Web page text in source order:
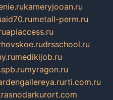
kameryjooan.ru
aid70.rumetall-perm.ru
apiaccess.ru
drsschool.ru
medikijob.ru
myragon.ru
rti.com.ru